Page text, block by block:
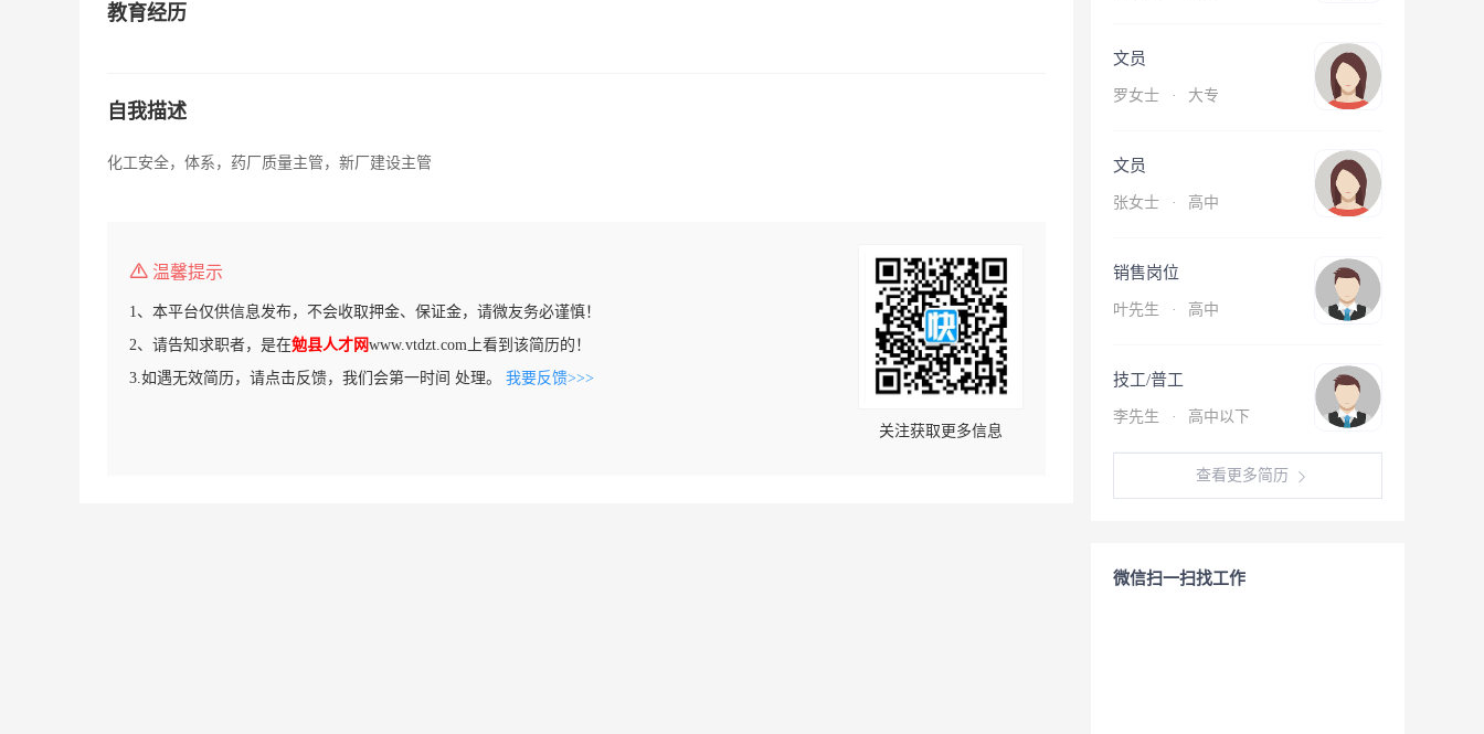
教育经历
自我描述
化工安全，体系，药厂质量主管，新厂建设主管
温馨提示
1、本平台仅供信息发布，不会收取押金、保证金，请微友务必谨慎！
2、请告知求职者，是在勉县人才网www.vtdzt.com上看到该简历的！
3.如遇无效简历，请点击反馈，我们会第一时间 处理。 我要反馈>>>
关注获取更多信息
文员
罗女士 · 大专
文员
张女士 · 高中
销售岗位
叶先生 · 高中
技工/普工
李先生 · 高中以下
查看更多简历
微信扫一扫找工作